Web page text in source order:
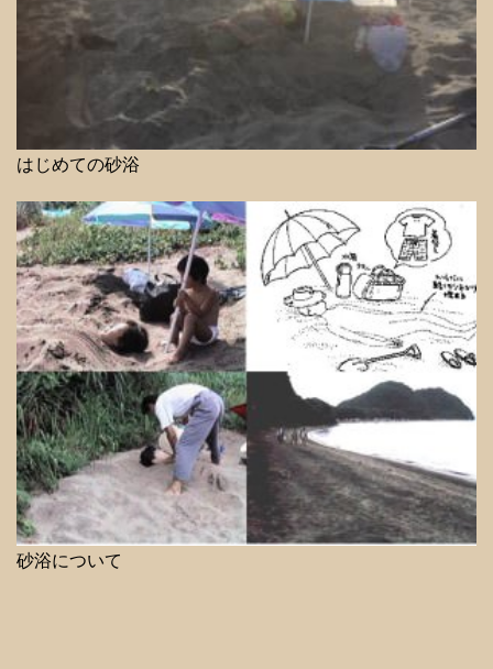
はじめての砂浴
砂浴について